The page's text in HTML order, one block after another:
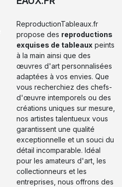
ReproductionTableaux.fr
propose des reproductions
exquises de tableaux peints
à la main ainsi que des
œuvres d'art personnalisées
adaptées à vos envies. Que
vous recherchiez des chefs-
d'œuvre intemporels ou des
créations uniques sur mesure,
nos artistes talentueux vous
garantissent une qualité
exceptionnelle et un souci du
détail incomparable. Idéal
pour les amateurs d'art, les
collectionneurs et les
entreprises, nous offrons des